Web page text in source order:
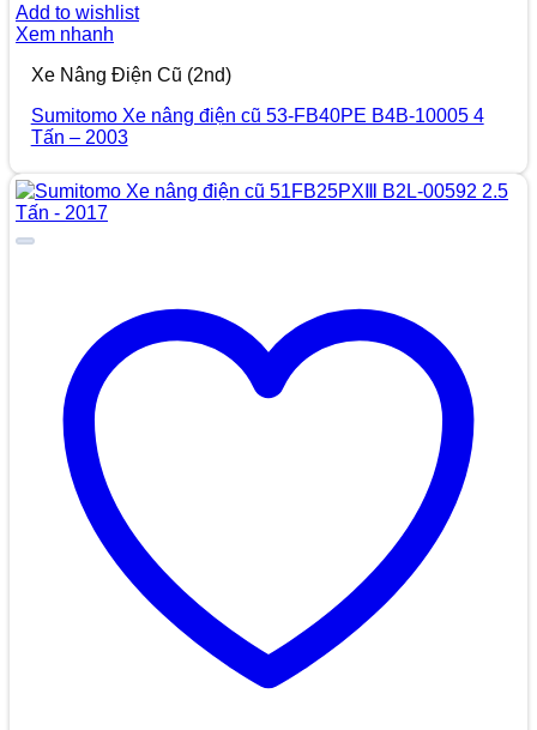
Add to wishlist
Xem nhanh
Xe Nâng Điện Cũ (2nd)
Sumitomo Xe nâng điện cũ 53-FB40PE B4B-10005 4
Tấn – 2003